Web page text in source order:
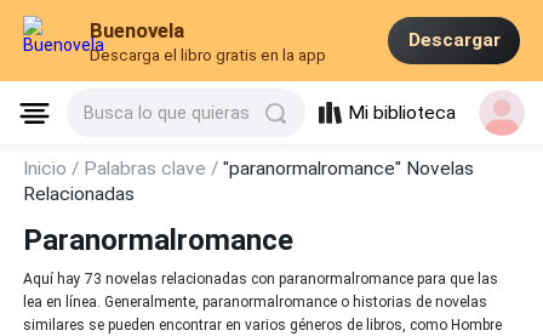
Buenovela
Descarga el libro gratis en la app
Descargar
Busca lo que quieras Mi biblioteca
Inicio / Palabras clave /"paranormalromance" Novelas
Relacionadas
Paranormalromance
Aquí hay 73 novelas relacionadas con paranormalromance para que las
lea en línea. Generalmente, paranormalromance o historias de novelas
similares se pueden encontrar en varios géneros de libros, como Hombre